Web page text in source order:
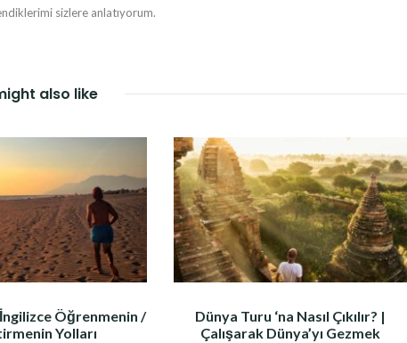
sizlere anlatıyorum.
also like
Öğrenmenin /
Yolları
Dünya Turu ‘na Nasıl Çıkılır? |
Çalışarak Dünya’yı Gezmek